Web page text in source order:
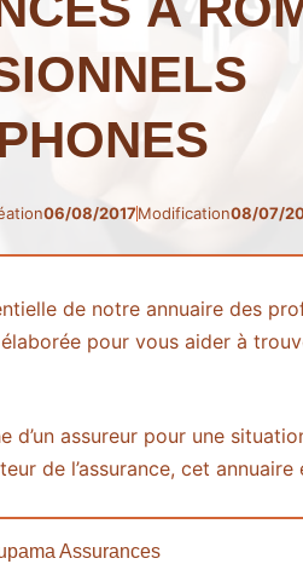
06/08/2017Modification08/07/
de notre annuaire des
pour vous aider à
d’un assureur pour une
de l’assurance, cet
Assurances